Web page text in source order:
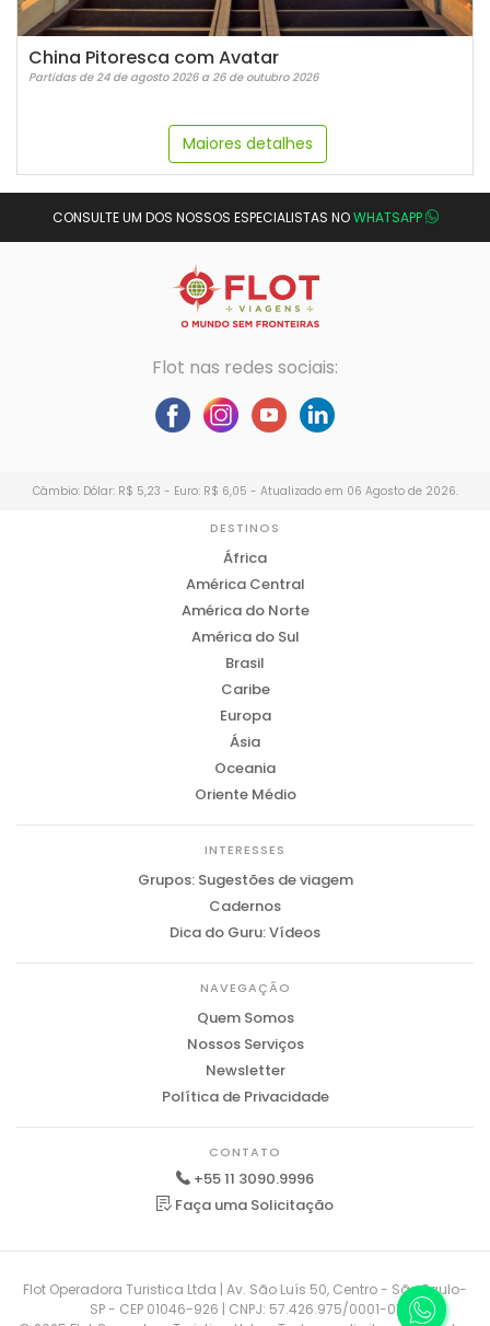
China Pitoresca com Avatar
Partidas de 24 de agosto 2026 a 26 de outubro 2026
Maiores detalhes
CONSULTE UM DOS NOSSOS ESPECIALISTAS NOWHATSAPP
Flot nas redes sociais:
Câmbio: Dólar: R$ 5,23 - Euro: R$ 6,05 - Atualizado em 06 Agosto de 2026.
DESTINOS
África
América Central
América do Norte
América do Sul
Brasil
Caribe
Europa
Ásia
Oceania
Oriente Médio
INTERESSES
Grupos: Sugestões de viagem
Cadernos
Dica do Guru: Vídeos
NAVEGAÇÃO
Quem Somos
Nossos Serviços
Newsletter
Política de Privacidade
CONTATO
+55 11 3090.9996
Faça uma Solicitação
Flot Operadora Turistica Ltda | Av. São Luís 50, Centro - São Paulo-
SP - CEP 01046-926 | CNPJ: 57.426.975/0001-01